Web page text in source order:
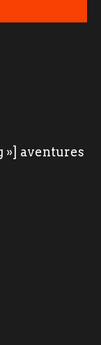
»] aventures